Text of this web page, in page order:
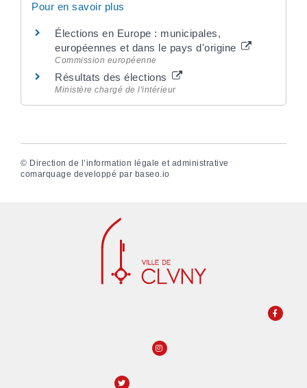
Pour en savoir plus
Élections en Europe : municipales,
européennes et dans le pays d'origine
Commission européenne
Résultats des élections
Ministère chargé de l'intérieur
© Direction de l’information légale et administrative
comarquage developpé par baseo.io